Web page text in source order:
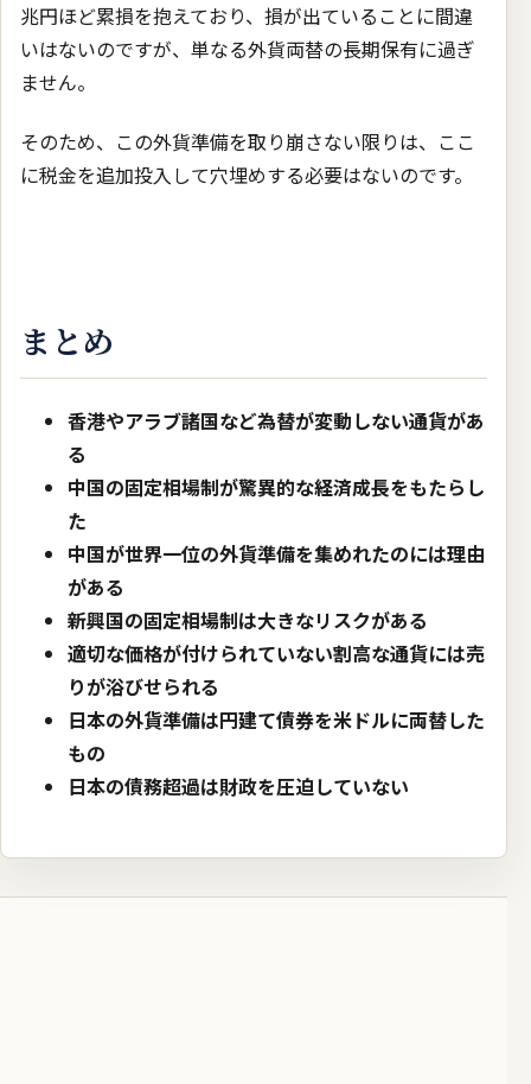
兆円ほど累損を抱えており、損が出ていることに間違
いはないのですが、単なる外貨両替の長期保有に過ぎ
ません。
そのため、この外貨準備を取り崩さない限りは、ここ
に税金を追加投入して穴埋めする必要はないのです。
まとめ
香港やアラブ諸国など為替が変動しない通貨があ
る
中国の固定相場制が驚異的な経済成長をもたらし
た
中国が世界一位の外貨準備を集めれたのには理由
がある
新興国の固定相場制は大きなリスクがある
適切な価格が付けられていない割高な通貨には売
りが浴びせられる
日本の外貨準備は円建て債券を米ドルに両替した
もの
日本の債務超過は財政を圧迫していない